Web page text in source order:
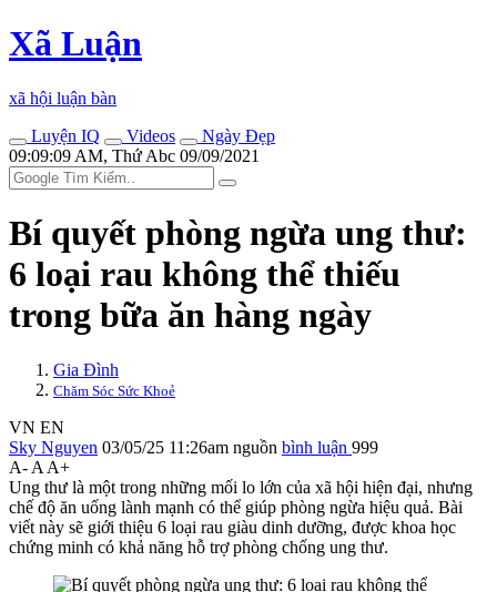
Xã Luận
xã hội luận bàn
Luyện IQ
Videos
Ngày Đẹp
09:09:09 AM, Thứ Abc 09/09/2021
Bí quyết phòng ngừa ung thư:
6 loại rau không thể thiếu
trong bữa ăn hàng ngày
Gia Đình
Chăm Sóc Sức Khoẻ
VN EN
Sky Nguyen 03/05/25 11:26am nguồn bình luận 999
A- A A+
Ung thư là một trong những mối lo lớn của xã hội hiện đại, nhưng
chế độ ăn uống lành mạnh có thể giúp phòng ngừa hiệu quả. Bài
viết này sẽ giới thiệu 6 loại rau giàu dinh dưỡng, được khoa học
chứng minh có khả năng hỗ trợ phòng chống ung thư.